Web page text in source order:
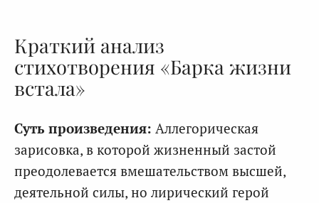
Краткий анализ
стихотворения «Барка жизни
встала»
Суть произведения: Аллегорическая
зарисовка, в которой жизненный застой
преодолевается вмешательством высшей,
деятельной силы, но лирический герой